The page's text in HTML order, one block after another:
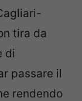
tira da
di
passare il
rendendo